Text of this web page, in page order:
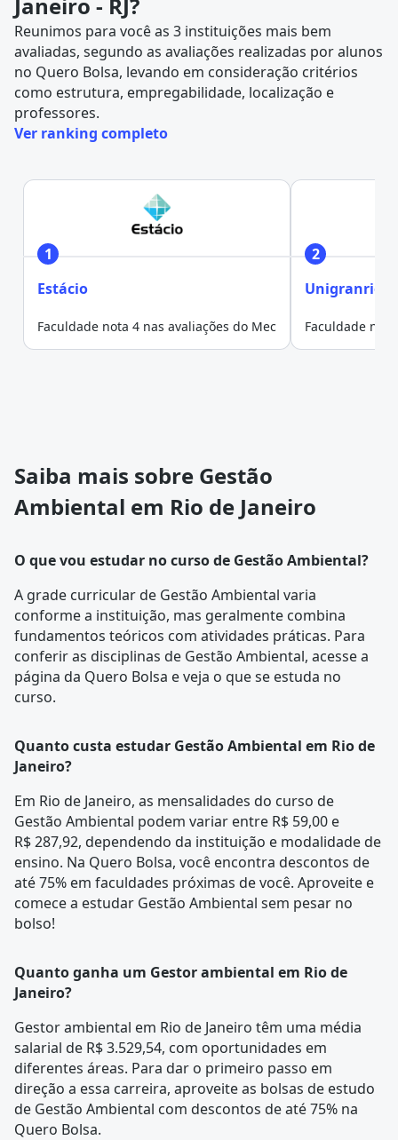
Reunimos para você as 3 instituições mais bem
avaliadas, segundo as avaliações realizadas por alunos
no Quero Bolsa, levando em consideração critérios
como estrutura, empregabilidade, localização e
professores.
Ver ranking completo
1
Estácio
Faculdade nota 4 nas avaliações do Mec
2
Unigranrio
Faculdade
Saiba mais sobre Gestão
Ambiental em Rio de Janeiro
O que vou estudar no curso de Gestão Ambiental?
A grade curricularde Gestão Ambiental varia
conforme a instituição, mas geralmente combina
fundamentos teóricos com atividades práticas. Para
conferir as disciplinas de Gestão Ambiental, acesse a
página da Quero Bolsa e veja o que se estuda no
curso.
Quanto custa estudar Gestão Ambiental em Rio de
Janeiro?
Em Rio de Janeiro, as mensalidades do curso de
Gestão Ambiental podem variar entre R$ 59,00 e
R$ 287,92, dependendo da instituição e modalidade de
ensino. Na Quero Bolsa, você encontra descontos de
até 75% em faculdades próximas de você. Aproveite e
comece a estudar Gestão Ambiental sem pesar no
bolso!
Quanto ganha um Gestor ambiental em Rio de
Janeiro?
Gestor ambiental em Rio de Janeiro têm uma média
salarial de R$ 3.529,54, com oportunidades em
diferentes áreas. Para dar o primeiro passo em
direção a essa carreira, aproveite as bolsas de estudo
de Gestão Ambiental com descontos de até 75% na
Quero Bolsa.